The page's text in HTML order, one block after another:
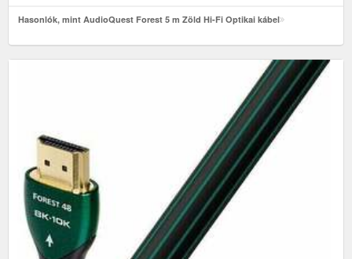
Hasonlók, mint AudioQuest Forest 5 m Zöld Hi-Fi Optikai kábel